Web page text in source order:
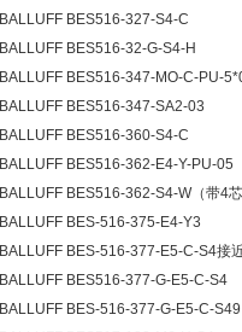
BALLUFF BES516-327-S4-C
BALLUFF BES516-32-G-S4-H
BALLUFF BES516-347-MO-C-PU-
BALLUFF BES516-347-SA2-03
BALLUFF BES516-360-S4-C
BALLUFF BES516-362-E4-Y-PU-05
BALLUFF BES516-362-S4-W（带4
BALLUFF BES-516-375-E4-Y3
BALLUFF BES-516-377-E5-C-S4接
BALLUFF BES516-377-G-E5-C-S4
BALLUFF BES-516-377-G-E5-C-